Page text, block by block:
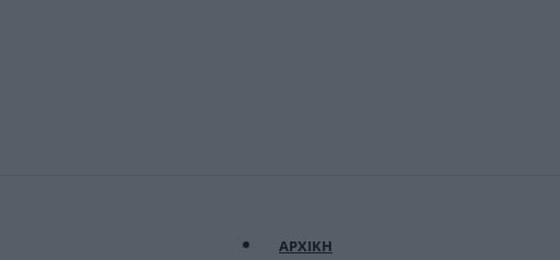
ΑΡΧΙΚΗ